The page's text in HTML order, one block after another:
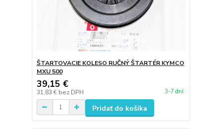
ŠTARTOVACIE KOLESO RUČNÝ ŠTARTÉR KYMCO
MXU 500
39,15 €
31,83 € bez DPH 3-7 dní
Pridať do košíka